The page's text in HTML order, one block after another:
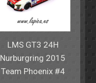
LMS GT3 24H
Nurburgring 2015
Team Phoenix #4